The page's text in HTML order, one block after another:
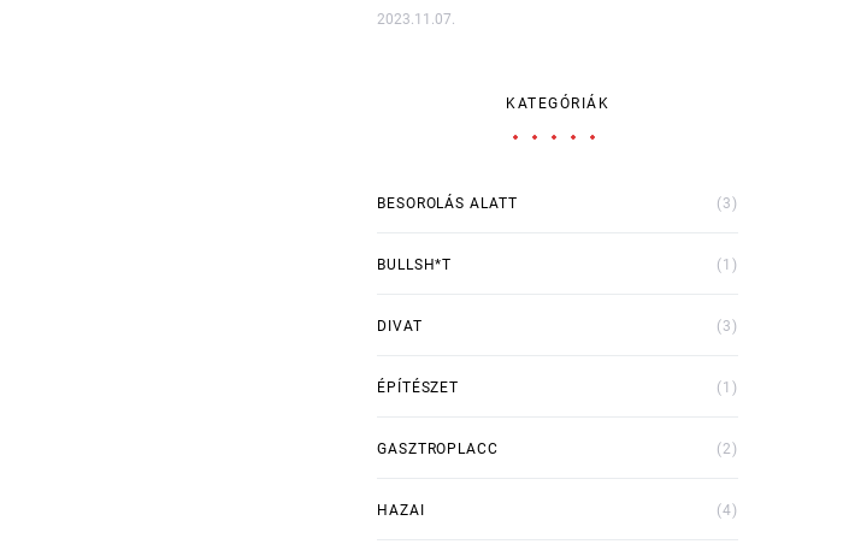
2023.11.07.
KATEGÓRIÁK
BESOROLÁS ALATT (3)
BULLSH*T (1)
DIVAT (3)
ÉPÍTÉSZET (1)
GASZTROPLACC (2)
HAZAI (4)